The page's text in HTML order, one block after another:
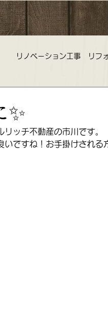
リノベーション工事 リフ
ョン 不動産査定 野老
チ不動産 営業時間 定休日のお
✨
ッチ不動産の市川です。
ですね！お手掛けされる